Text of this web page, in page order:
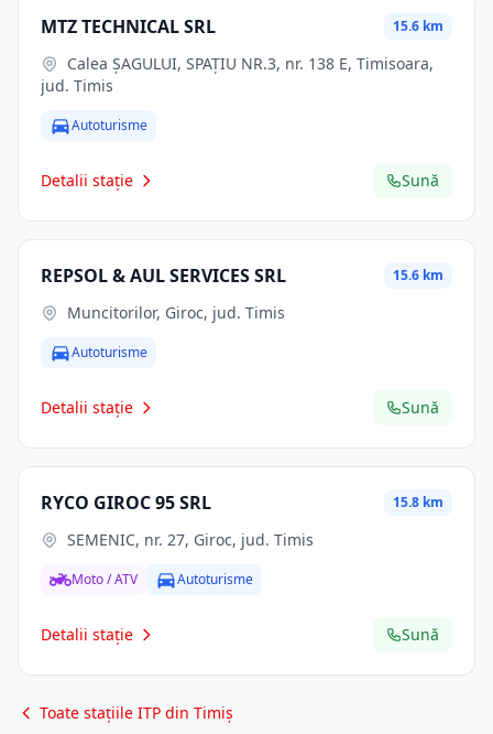
MTZ TECHNICAL SRL 15.6 km
jud. Timis
Autoturisme
Detalii stație Sună
REPSOL & AUL SERVICES SRL 15.6 km
Muncitorilor, Giroc, jud. Timis
Autoturisme
Detalii stație Sună
RYCO GIROC 95 SRL 15.8 km
SEMENIC, nr. 27, Giroc, jud. Timis
Moto / ATV Autoturisme
Detalii stație Sună
Toate stațiile ITP din Timiș